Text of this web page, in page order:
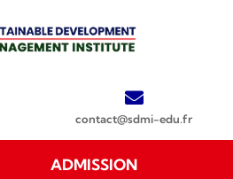
contact@sdmi-edu.fr
ADMISSION